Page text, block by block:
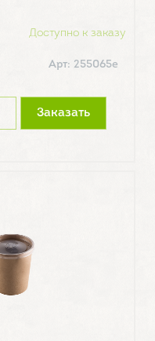
Доступно к заказу
Арт: 255065е
Заказать